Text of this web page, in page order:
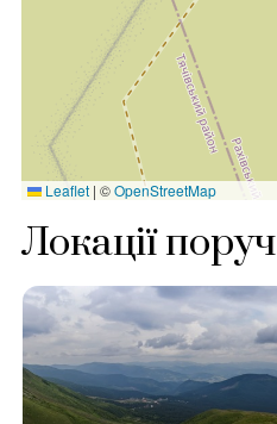
Leaflet | ©OpenStreetMap
Локації поруч